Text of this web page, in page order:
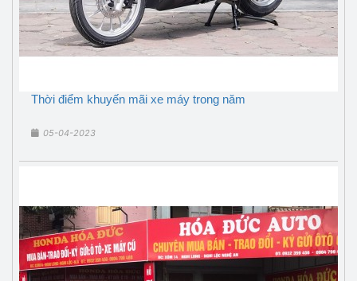
Thời điểm khuyến mãi xe máy trong năm
05-04-2023